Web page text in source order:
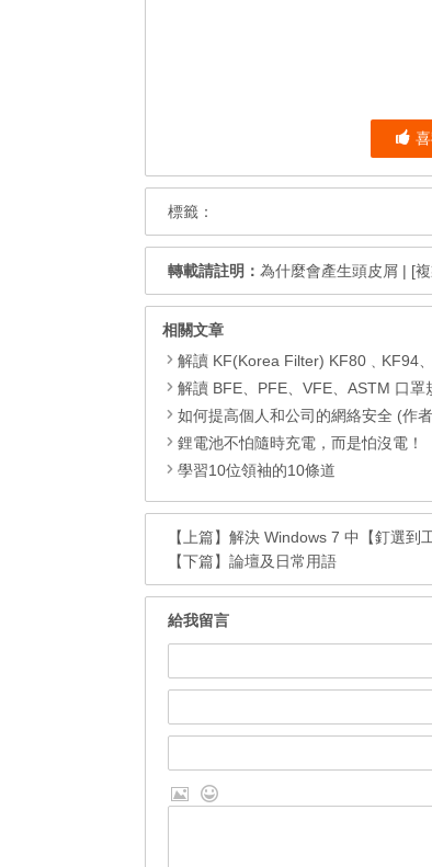
標籤：
轉載請註明： 為什麼會產生頭皮屑 | [
相關文章
解讀 KF(Korea Filter) KF80﹑KF94
解讀 BFE、PFE、VFE、ASTM 口罩
如何提高個人和公司的網絡安全 (作
鋰電池不怕隨時充電，而是怕沒電！
學習10位領袖的10條道
【上篇】 解決 Windows 7 中【釘選到
【下篇】 論壇及日常用語
給我留言